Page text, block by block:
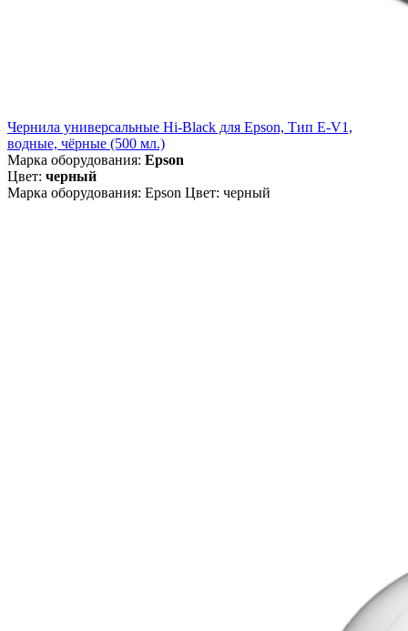
Чернила универсальные Hi-Black для Epson, Тип E-V1,
водные, чёрные (500 мл.)
Марка оборудования: Epson
Цвет: черный
Марка оборудования: Epson Цвет: черный